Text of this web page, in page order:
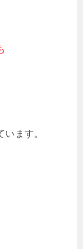
ます。